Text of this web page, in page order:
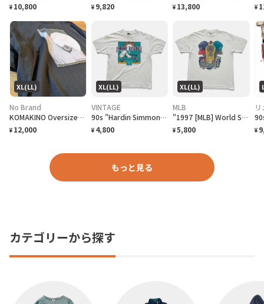
¥ 10,800 ¥ 9,820 ¥ 13,800 ¥
XL(LL)
No Brand
KOMAKINO Oversized T-Shirt
¥ 12,000
XL(LL)
VINTAGE
90s "Hardin Simmons University Cowboy Baseball" T-Shirt ハーディン シモンズ大学 カウボーイズベースボール Tシャツ [XL]
¥ 4,800
XL(LL)
MLB
"1997 [MLB] World Series Cleveland Indians vs Florida Marlins" T-Shirt [XL]
¥5,800 ¥
もっと見る
カテゴリーから探す